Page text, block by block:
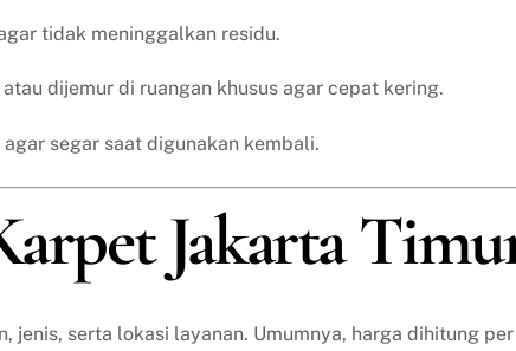
tidak meninggalkan residu.
dijemur di ruangan khusus agar cepat kering.
segar saat digunakan kembali.
Jakarta
jenis, serta lokasi layanan. Umumnya, harga dihitung per